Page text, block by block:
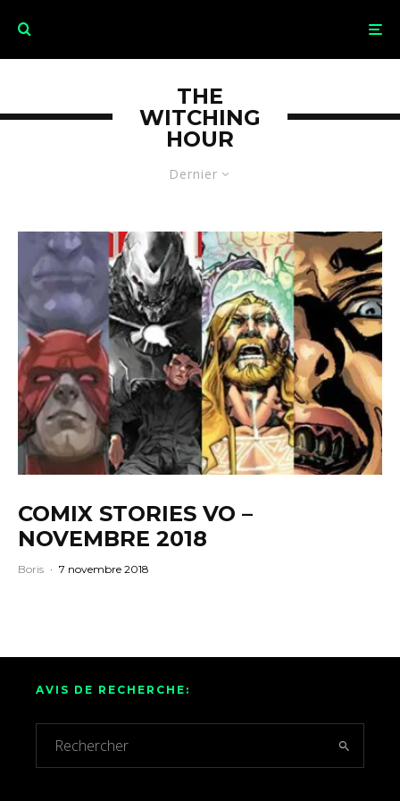
Dernier
THE
WITCHING
HOUR
COMIX STORIES VO –
NOVEMBRE 2018
Boris · 7 novembre 2018
AVIS DE RECHERCHE: